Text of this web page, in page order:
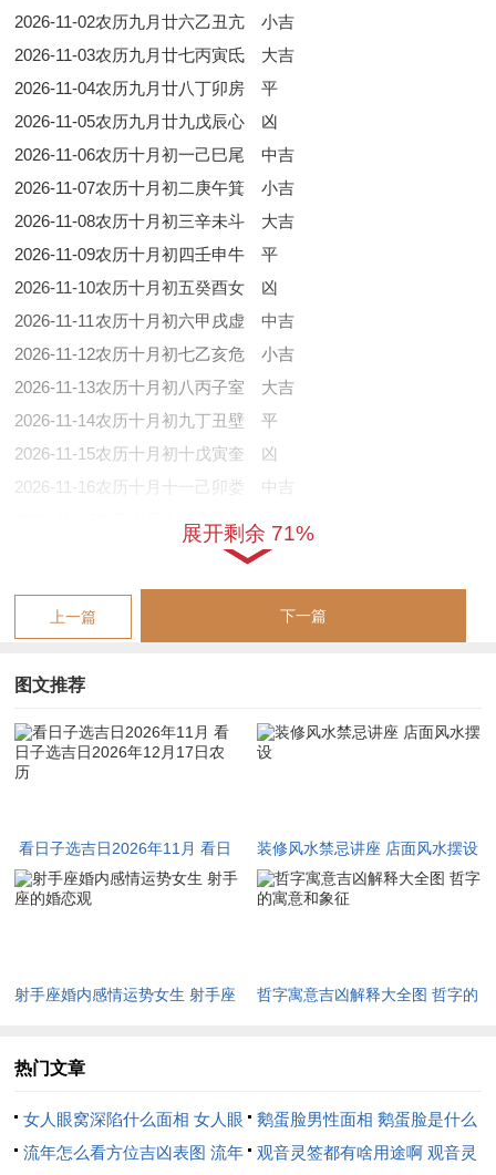
2026-11-02农历九月廿六乙丑亢
小吉
2026-11-03农历九月廿七丙寅氐
大吉
2026-11-04农历九月廿八丁卯房
平
2026-11-05农历九月廿九戊辰心
凶
2026-11-06农历十月初一己巳尾
中吉
2026-11-07农历十月初二 庚午箕
小吉
2026-11-08农历十月初三辛未斗
大吉
2026-11-09农历十月初四壬申牛
平
2026-11-10农历十月初五癸酉女
凶
2026-11-11 农历十月初六甲戌虚
中吉
2026-11-12农历十月初七乙亥危
小吉
2026-11-13农历十月初八丙子室
大吉
2026-11-14农历十月初九丁丑 壁
平
2026-11-15农历十月初十戊寅奎
凶
2026-11-16 农历十月十一 己卯 娄
中吉
农历十月十二庚辰胃
辛巳昴
大吉
农历十月十四壬午毕
平
2026-11-20
2026-11-22
2026-11-23
大吉
2026-11-24农历十月十九丁亥
平
2026-11-25
2026-11-27农历十月廿二 庚寅翼
小吉
2026-11-28农历十月廿三辛卯轸
大吉
最佳吉日推荐
展开剩余 71%
上一篇 下一篇
图文推荐
看日子选吉日2026年11月 看日
子选吉日2026年12月17日农历
装修风水禁忌讲座 店面风水摆设
射手座婚内感情运势女生 射手座
哲字寓意吉凶解释大全图 哲字的
热门文章
女人眼窝深陷什么面相 女人眼
窝深陷是短命相吗
鹅蛋脸男性面相 鹅蛋脸是什么
脸型男性
流年怎么看方位吉凶表图 流年
观音灵签都有啥用途啊 观音灵